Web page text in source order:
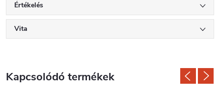
Értékelés
Vita
Kapcsolódó termékek